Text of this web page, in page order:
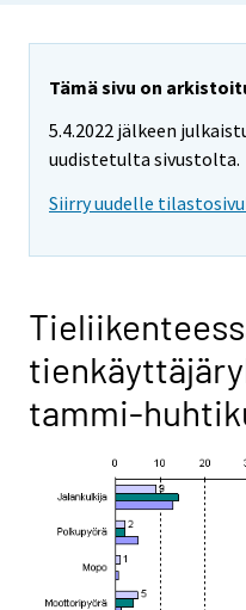
Tämä sivu on
5.4.2022 jälkeen
uudistetulta sivustolta.
Siirry uudelle
tammi-